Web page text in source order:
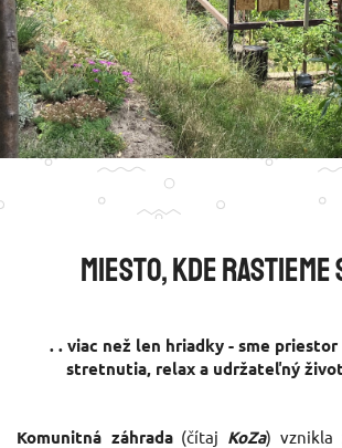
Miesto, kde
. . viac než len hriadky - sme priestor
stretnutia, relax a udržateľný
Komunitná záhrada(čítaj KoZa) vznikla